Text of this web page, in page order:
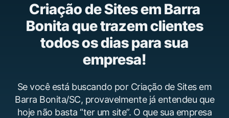
Criação de Sites em Barra
Bonita que trazem clientes
todos os dias para sua
empresa!
Se você está buscando por Criação de Sites em
Barra Bonita/SC, provavelmente já entendeu que
hoje não basta “ter um site”. O que sua empresa